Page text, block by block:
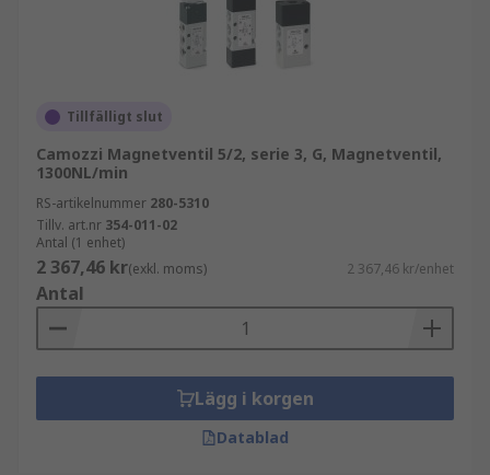
Tillfälligt slut
Camozzi Magnetventil 5/2, serie 3, G, Magnetventil,
1300NL/min
RS-artikelnummer 280-5310
Tillv. art.nr 354-011-02
Antal (1 enhet)
2 367,46 kr(exkl. moms) 2 367,46 kr/enhet
Antal
Lägg i korgen
Datablad